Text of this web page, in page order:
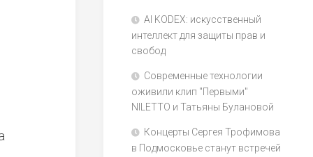
AI KODEX: искусственный
интеллект для защиты прав и
свобод
Современные технологии
оживили клип "Первыми"
NILETTO и Татьяны Булановой
Концерты Сергея Трофимова
в Подмосковье станут встречей